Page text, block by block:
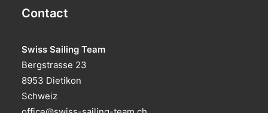
Contact
Swiss Sailing Team
Bergstrasse 23
8953 Dietikon
Schweiz